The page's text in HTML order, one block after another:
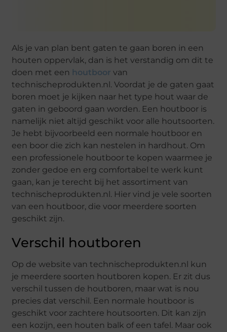
Als je van plan bent gaten te gaan boren in een
houten oppervlak, dan is het verstandig om dit te
doen met een houtboor van
technischeprodukten.nl. Voordat je de gaten gaat
boren moet je kijken naar het type hout waar de
gaten in geboord gaan worden. Een houtboor is
namelijk niet altijd geschikt voor alle houtsoorten.
Je hebt bijvoorbeeld een normale houtboor en
een boor die zich kan nestelen in hardhout. Om
een professionele houtboor te kopen waarmee je
zonder gedoe en erg comfortabel te werk kunt
gaan, kan je terecht bij het assortiment van
technischeprodukten.nl. Hier vind je vele soorten
van een houtboor, die voor meerdere soorten
geschikt zijn.
Verschil houtboren
Op de website van technischeprodukten.nl kun
je meerdere soorten houtboren kopen. Er zit dus
verschil tussen de houtboren, maar wat is nou
precies dat verschil. Een normale houtboor is
geschikt voor zachtere houtsoorten. Dit kan zijn
een kozijn, een houten balk of een tafel. Maar ook